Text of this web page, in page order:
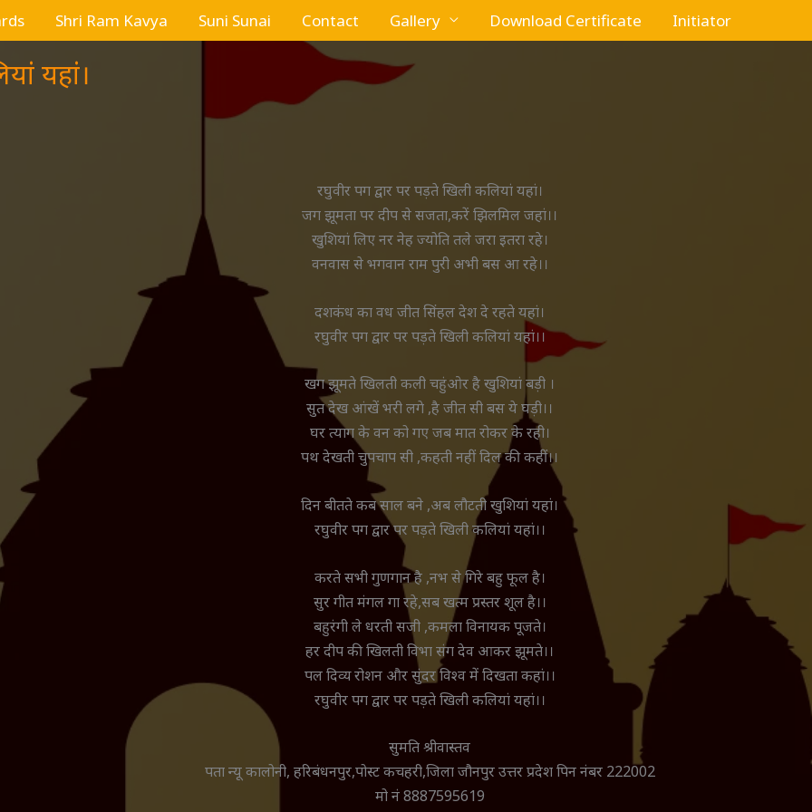
Shri Ram Kavya Suni Sunai Contact Gallery Download Certificate Initiator
यहां।
रघुवीर पग द्वार पर पड़ते खिली कलियां यहां।
जग झूमता पर दीप से सजता,करें झिलमिल जहां।।
खुशियां लिए नर नेह ज्योति तले जरा इतरा रहे।
वनवास से भगवान राम पुरी अभी बस आ रहे।।
दशकंध का वध जीत सिंहल देश दे रहते यहां।
रघुवीर पग द्वार पर पड़ते खिली कलियां यहां।।
खग झूमते खिलती कली चहुंओर है खुशियां बड़ी ।
सुत देख आंखें भरी लगे ,है जीत सी बस ये घड़ी।।
घर त्याग के वन को गए जब मात रोकर के रही।
पथ देखती चुपचाप सी ,कहती नहीं दिल की कहीं।।
दिन बीतते कब साल बने ,अब लौटती खुशियां यहां।
रघुवीर पग द्वार पर पड़ते खिली कलियां यहां।।
करते सभी गुणगान है ,नभ से गिरे बहु फूल है।
सुर गीत मंगल गा रहे,सब खत्म प्रस्तर शूल है।।
बहुरंगी ले धरती सजी ,कमला विनायक पूजते।
हर दीप की खिलती विभा संग देव आकर झूमते।।
पल दिव्य रोशन और सुंदर विश्व में दिखता कहां।।
रघुवीर पग द्वार पर पड़ते खिली कलियां यहां।।
सुमति श्रीवास्तव
पता न्यू कालोनी, हरिबंधनपुर,पोस्ट कचहरी,जिला जौनपुर उत्तर प्रदेश पिन नंबर 222002
मो नं 8887595619